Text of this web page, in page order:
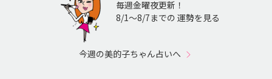
毎週金曜夜更新！
8/1〜8/7までの 運勢を見る
今週の美的子ちゃん占いへ